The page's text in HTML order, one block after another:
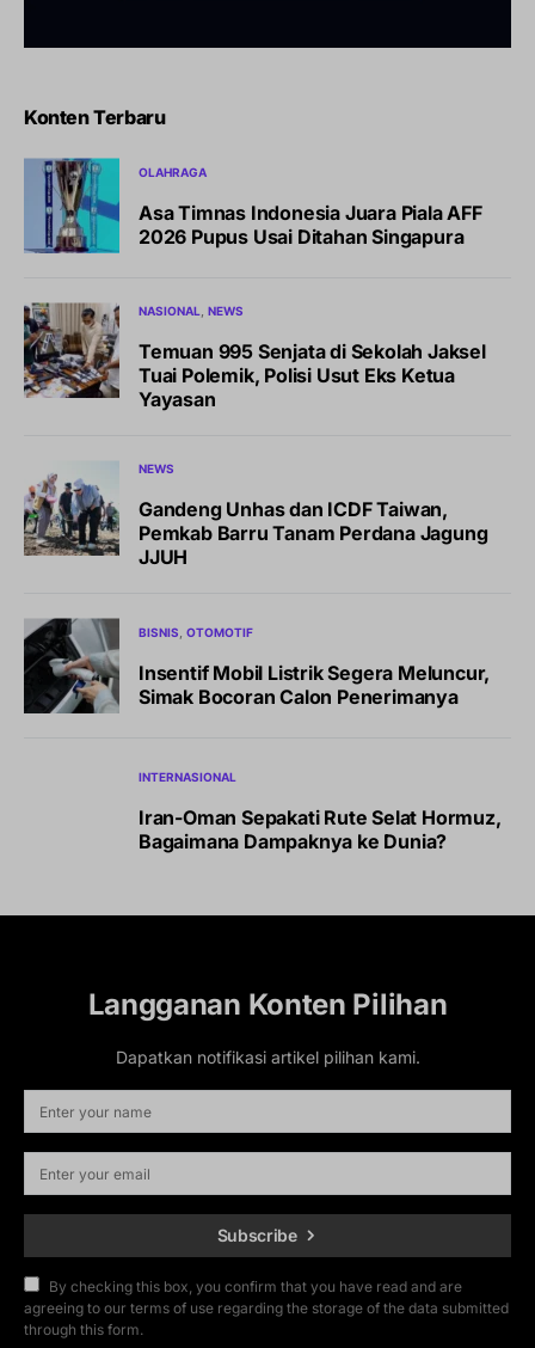
Konten Terbaru
OLAHRAGA
Asa Timnas Indonesia Juara Piala AFF
2026 Pupus Usai Ditahan Singapura
NASIONAL NEWS
Temuan 995 Senjata di Sekolah Jaksel
Tuai Polemik, Polisi Usut Eks Ketua
Yayasan
NEWS
Gandeng Unhas dan ICDF Taiwan,
Pemkab Barru Tanam Perdana Jagung
JJUH
BISNIS OTOMOTIF
Insentif Mobil Listrik Segera Meluncur,
Simak Bocoran Calon Penerimanya
INTERNASIONAL
Iran-Oman Sepakati Rute Selat Hormuz,
Bagaimana Dampaknya ke Dunia?
Langganan Konten Pilihan
Dapatkan notifikasi artikel pilihan kami.
Subscribe
By checking this box, you confirm that you have read and are
agreeing to our terms of use regarding the storage of the data submitted
through this form.